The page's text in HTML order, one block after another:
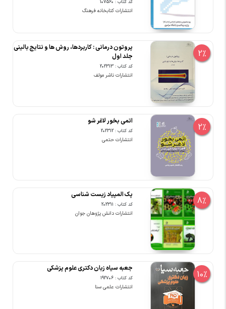
کد کتاب : 107560
انتشارات کتابخانه فرهنگ
2%
پروتون درمانی : کاربردها، روش ها و نتایج بالینی
جلد اول
کد کتاب : 202313
انتشارات ناشر مولف
2%
اتمی بخور لاغر شو
کد کتاب : 202312
انتشارات حتمی
8%
پک المپیاد زیست شناسی
کد کتاب : 202311
انتشارات دانش پژوهان جوان
10%
جعبه سیاه زبان دکتری علوم پزشکی
کد کتاب : 192706
انتشارات علمی سنا